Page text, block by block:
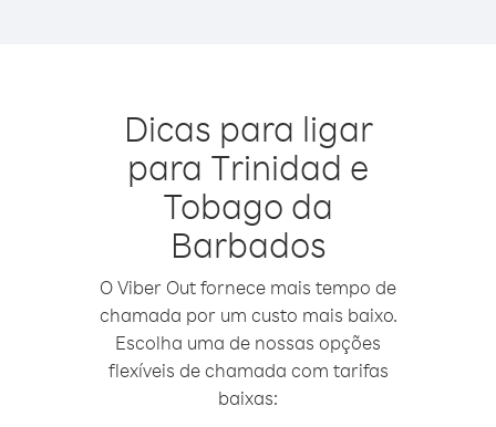
Dicas para ligar
para Trinidad e
Tobago da
Barbados
O Viber Out fornece mais tempo de
chamada por um custo mais baixo.
Escolha uma de nossas opções
flexíveis de chamada com tarifas
baixas: